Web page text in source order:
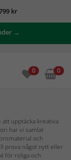
→
0 0
upptäcka kreativa
har vi samlat
och
prova något nytt eller
för roliga och